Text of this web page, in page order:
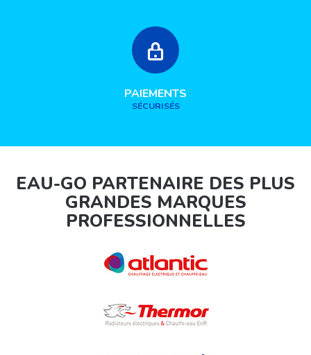
PAIEMENTS
SÉCURISÉS
EAU-GO PARTENAIRE DES PLUS
GRANDES MARQUES
PROFESSIONNELLES